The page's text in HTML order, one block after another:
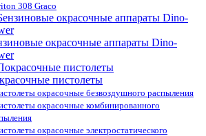
308 Graco
окрасочные аппараты Dino-
пистолеты
окрасочные безвоздушного распыления
окрасочные комбинированного
окрасочные электростатического